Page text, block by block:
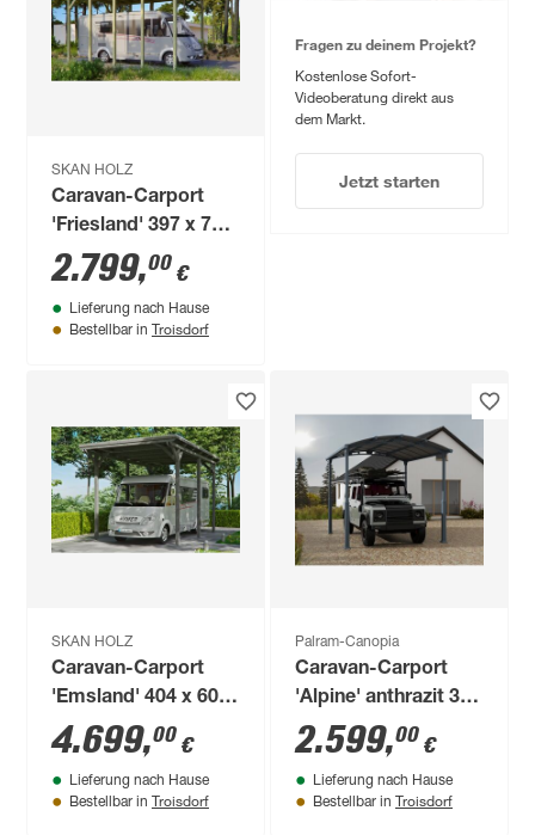
SKAN HOLZ
Caravan-Carport
'Friesland' 397 x 708
cm KDI imprägniert
2.799,00 €
Lieferung nach Hause
Bestellbar in Troisdorf
Fragen zu deinem Projekt?
Kostenlose Sofort-
Videoberatung direkt aus
dem Markt.
Jetzt starten
SKAN HOLZ
Caravan-Carport
'Emsland' 404 x 604
cm schiefergrau
4.699,00 €
Lieferung nach Hause
Bestellbar in Troisdorf
Palram-Canopia
Caravan-Carport
'Alpine' anthrazit 359
x 435 cm
Polycarbonat grau
2.599,00 €
Lieferung nach Hause
Bestellbar in Troisdorf